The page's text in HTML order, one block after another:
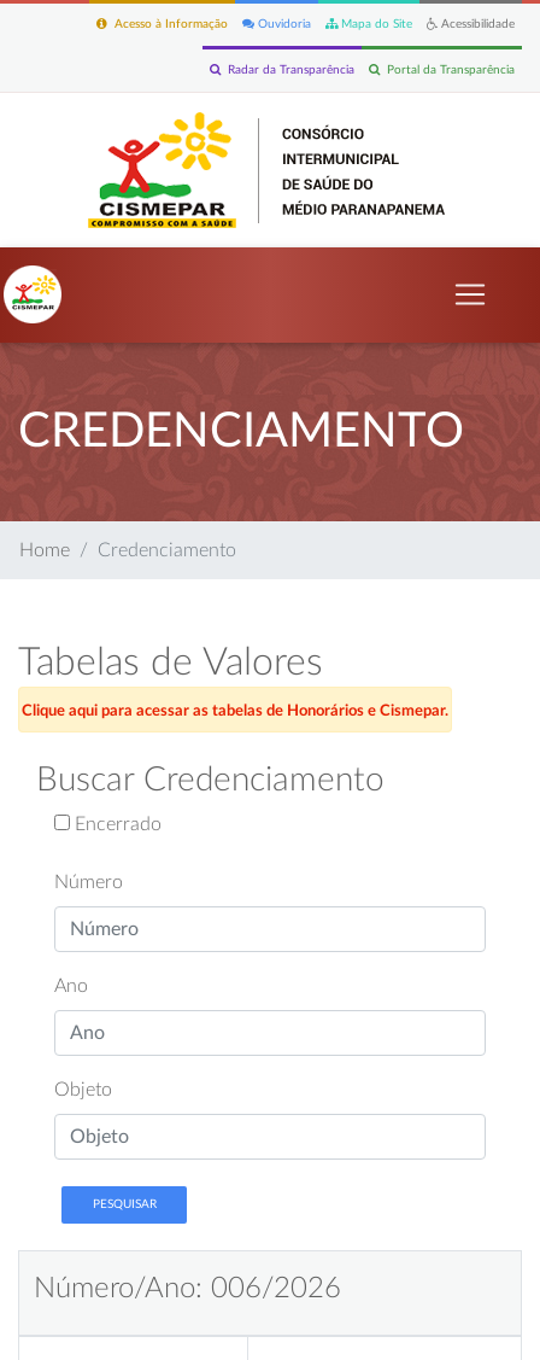
Acessibilidade
Mapa do Site
Ouvidoria
Acesso à Informação
Portal da Transparência
Radar da Transparência
CREDENCIAMENTO
Home Credenciamento
Tabelas de Valores
Clique aqui para acessar as tabelas de Honorários e Cismepar.
Buscar Credenciamento
Encerrado
Número
Ano
Objeto
PESQUISAR
Número/Ano: 006/2026